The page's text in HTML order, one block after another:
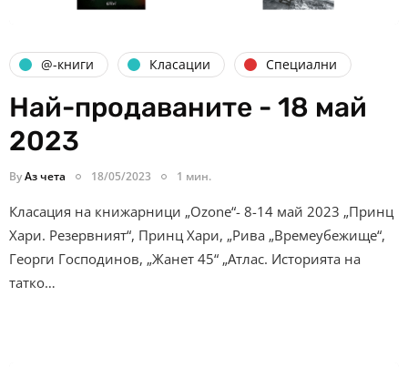
@-книги Класации Специални
Най-продаваните - 18 май
2023
ByАз чета 18/05/2023 1 мин.
Класация на книжарници „Ozone“- 8-14 май 2023 „Принц
Хари. Резервният“, Принц Хари, „Рива „Времеубежище“,
Георги Господинов, „Жанет 45“ „Атлас. Историята на
татко…